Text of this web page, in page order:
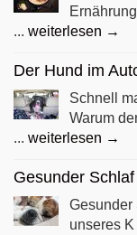
Ernährung I
... weiterlesen →
Der Hund im
Schnell
Warum
... weiterlesen →
Gesunder
Gesunder
unseres K